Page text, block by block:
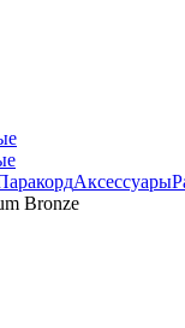
Аксессуары
Bronze